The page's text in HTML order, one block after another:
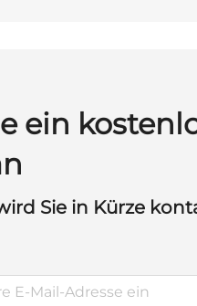
ein
Sie in Kürze